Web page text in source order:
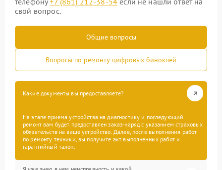
свой вопрос.
Общие вопросы
Вопросы по ремонту цифровых биноклей
Какие документы вы предоставляете?
На этапе приема устройства на диагностику и последующий
ремонт вам будет предоставлен заказ-наряд с указанием страховых
обязательств на ваше устройство. Далее, после выполнения работ
по ремонту техники, вы получите акт выполненных работ и
гарантийный талон.